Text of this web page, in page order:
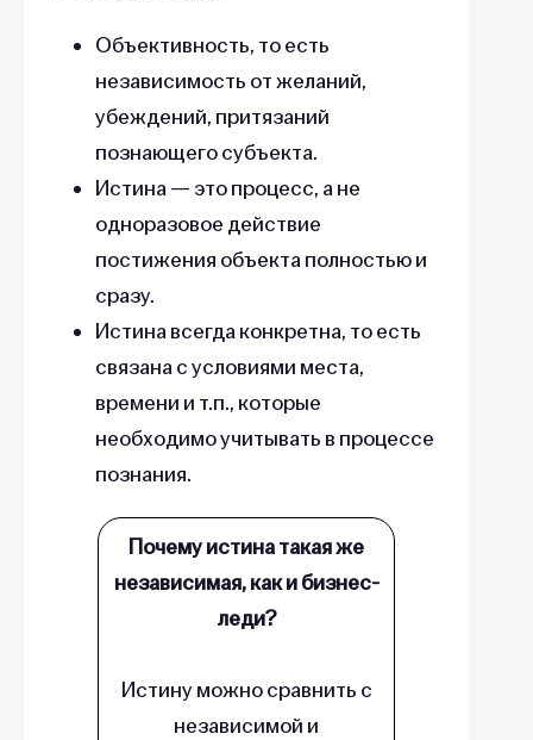
Объективность, то есть
независимость от желаний,
убеждений, притязаний
познающего субъекта.
Истина — это процесс, а не
одноразовое действие
постижения объекта полностью и
сразу.
Истина всегда конкретна, то есть
связана с условиями места,
времени и т.п., которые
необходимо учитывать в процессе
познания.
Почему истина такая же
независимая, как и бизнес-
леди?
Истину можно сравнить с
независимой и